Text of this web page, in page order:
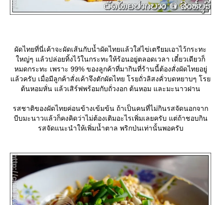
ผัดไทยที่นี่เค้าจะผัดเส้นกับน้ำผัดไทยแล้วใส่ไข่เตรียมเอาไว้กระทะ
หญ่ๆ แล้วปล่อยทิ้งไว้ในกระทะให้ร้อนอยู่ตลอดเวลา เดี๋ยวเดียวก็
หมดกระทะ เพราะ 99% ของลูกค้าที่มากินที่ร้านนี้ต้องสั่งผัดไทยอยู่
ล้วครับ เมื่อมีลูกค้าสั่งเค้าจึงตักผัดไทย โรยถั่วลิสงคั่วบดหยาบๆ โร
ต้นหอมหั่น แล้วเสิร์ฟพร้อมกับถั่วงอก ต้นหอม และมะนาวฝาน
รสชาติของผัดไทยค่อนข้างเข้มข้น ถ้าเป็นคนที่ไม่กินรสจัดนอกจาก
บีบมะนาวแล้วก็คงคิดว่าไม่ต้องเติมอะไรเพิ่มเลยครับ แต่ถ้าชอบกิน
รสจัดแนะนำให้เพิ่มน้ำตาล พริกป่นเท่านั้นพอครับ